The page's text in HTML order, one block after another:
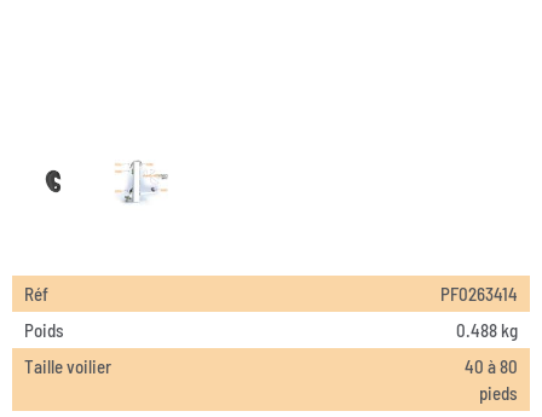
Réf
PF0263414
Poids
0.488 kg
Taille voilier
40 à 80
pieds